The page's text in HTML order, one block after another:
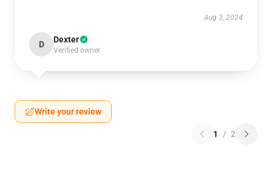
Aug 3, 2024
D Dexter
Verified owner
Write your review
1 / 2